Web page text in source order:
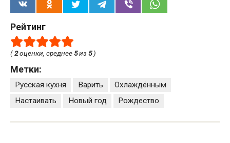
Рейтинг
(2оценки, среднее5из 5)
Метки:
Русская кухня Варить
Охлаждённым
Настаивать
Новый год Рождество